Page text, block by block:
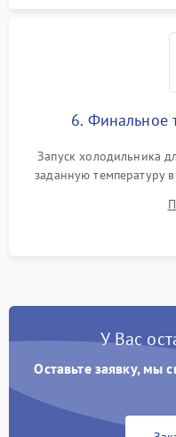
6. Финальное
Запуск холодильника
заданную температуру
компрессора,
срабатывания
У Вас
Оставьте заявку, мы